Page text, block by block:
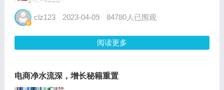
的举措，包括配送运力调度、门店拣货定向支
到...
clz123 2023-04-09 84780人已围观
阅读更多
电商净水流深，增长秘籍重置